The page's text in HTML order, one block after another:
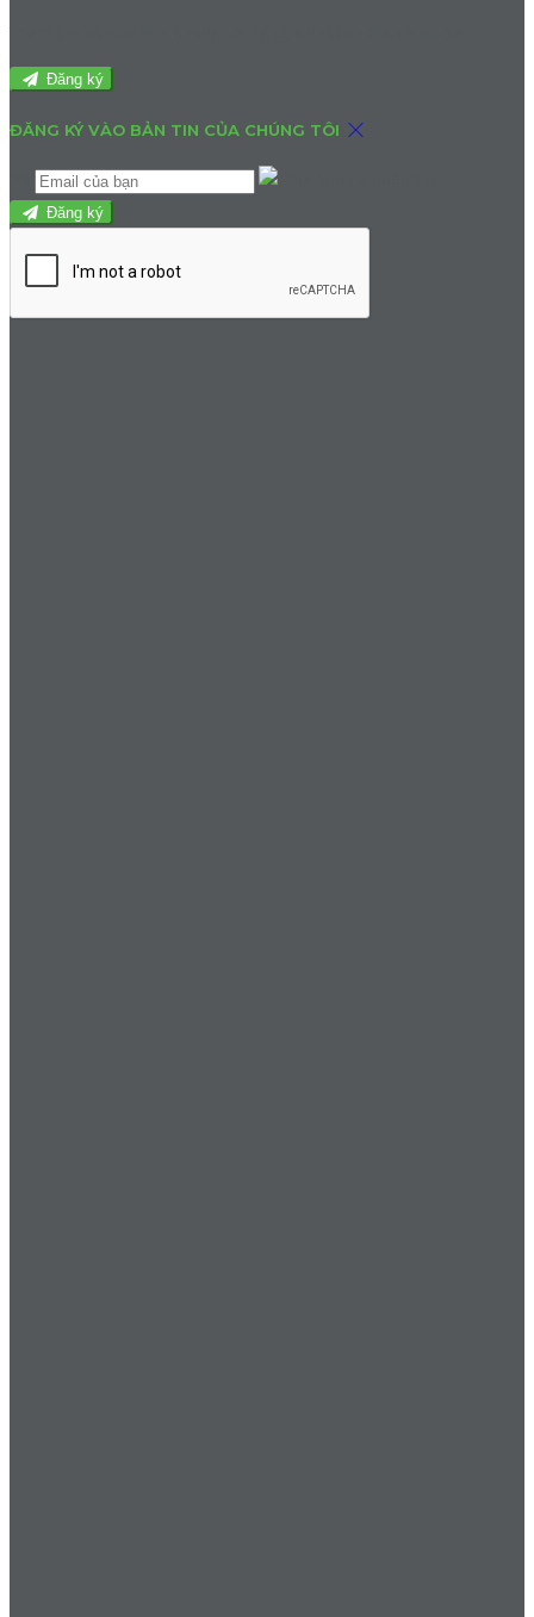
Đăng ký
ĐĂNG KÝ VÀO BẢN TIN CỦA CHÚNG TÔI
Đăng ký